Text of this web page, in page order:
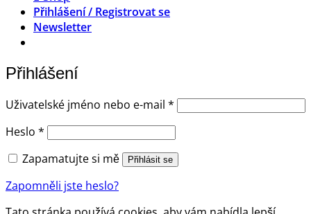
Přihlášení / Registrovat se
Newsletter
Přihlášení
Uživatelské jméno nebo e-mail * Povinné
Heslo * Povinné
Zapamatujte si mě
Přihlásit se
Zapomněli jste heslo?